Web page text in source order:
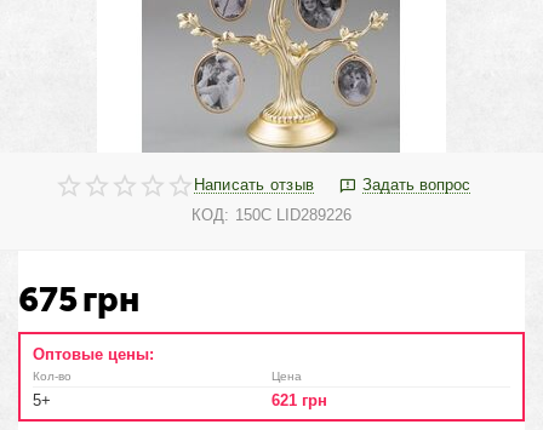
Написать отзыв
Задать вопрос
КОД: 150C LID289226
675грн
Оптовые цены:
Кол-во
5+
Цена
621 грн